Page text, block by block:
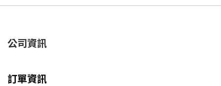
公司資訊
訂單資訊